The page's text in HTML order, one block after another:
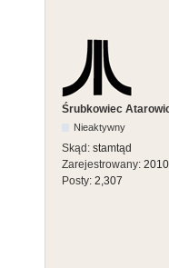
Śrubkowiec
Nieaktywny
Skąd: stamtąd
Zarejestrowany:
Posty: 2,307